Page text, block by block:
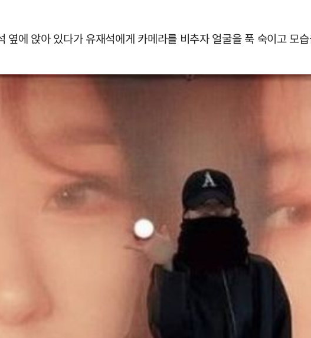
옆에 앉아 있다가 유재석에게 카메라를 비추자 얼굴을 푹 숙이고 모